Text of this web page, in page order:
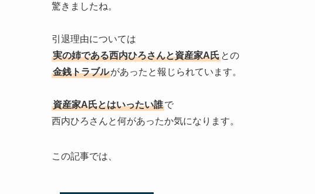
驚きましたね。
引退理由については
実の姉である西内ひろさんと資産家A氏 との
金銭トラブルがあったと報じられています。
資産家A氏とはいったい誰で
西内ひろさんと何があったか気になります。
この記事では、